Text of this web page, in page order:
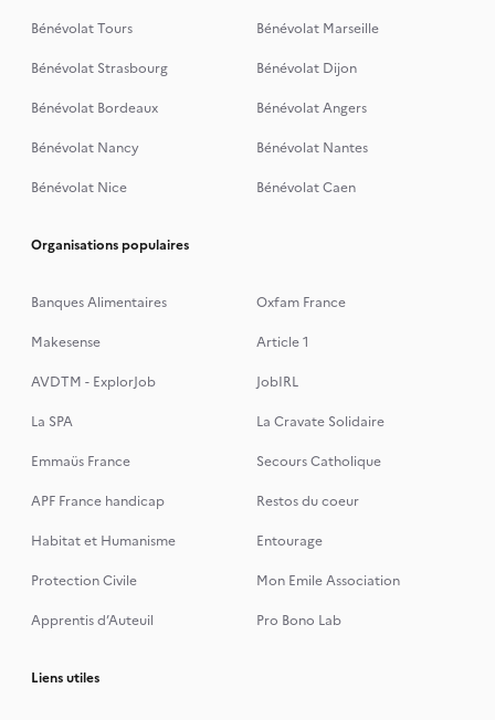
Bénévolat Tours
Bénévolat Marseille
Bénévolat Strasbourg
Bénévolat Dijon
Bénévolat Bordeaux
Bénévolat Angers
Bénévolat Nancy
Bénévolat Nantes
Bénévolat Nice
Bénévolat Caen
Organisations populaires
Banques Alimentaires
Oxfam France
Makesense
Article 1
AVDTM - ExplorJob
JobIRL
La SPA
La Cravate Solidaire
Emmaüs France
Secours Catholique
APF France handicap
Restos du coeur
Habitat et Humanisme
Entourage
Protection Civile
Mon Emile Association
Apprentis d’Auteuil
Pro Bono Lab
Liens utiles